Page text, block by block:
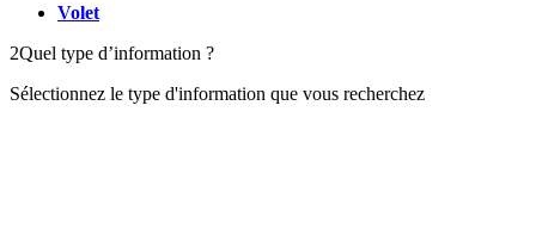
Volet
2Quel type d’information ?
Sélectionnez le type d'information que vous recherchez